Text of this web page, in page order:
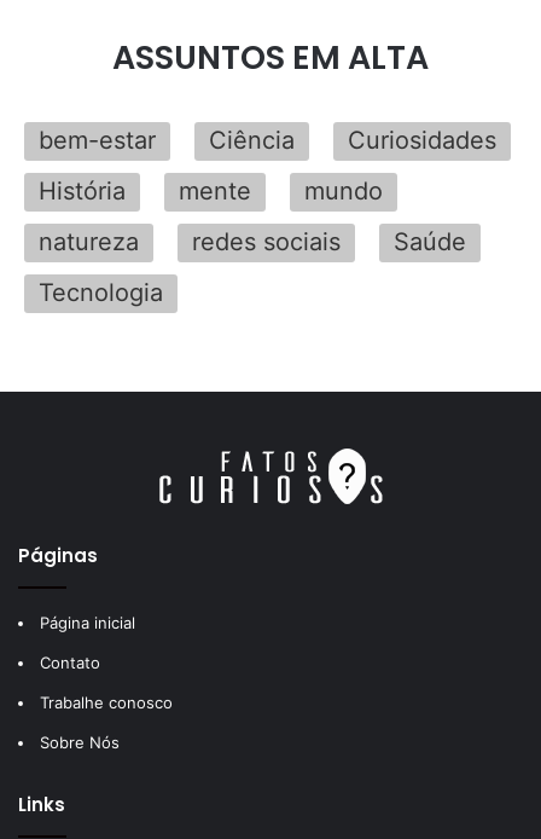
ASSUNTOS EM ALTA
bem-estar Ciência
Curiosidades
História
mente
mundo
natureza
redes sociais
Saúde
Tecnologia
Páginas
Página inicial
Contato
Trabalhe conosco
Sobre Nós
Links